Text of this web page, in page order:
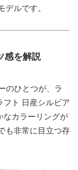
デルです。
感を解説
のひとつが、ラ
フト 日産シルビア
なカラーリングが
も非常に目立つ存